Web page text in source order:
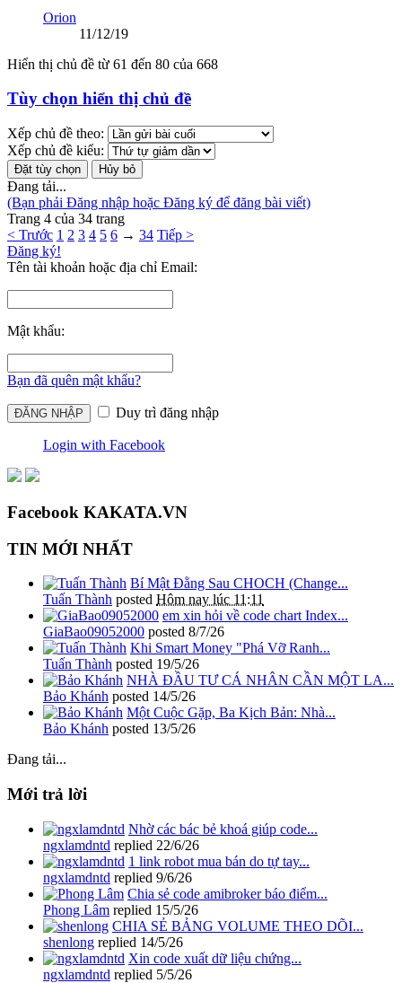
Orion
11/12/19
Hiển thị chủ đề từ 61 đến 80 của 668
Tùy chọn hiển thị chủ đề
Xếp chủ đề theo:
Xếp chủ đề kiểu:
Đang tải...
(Bạn phải Đăng nhập hoặc Đăng ký để đăng bài viết)
Trang 4 của 34 trang
< Trước 1 2 3 4 5 6 → 34 Tiếp >
Đăng ký!
Tên tài khoản hoặc địa chỉ Email:
Mật khẩu:
Bạn đã quên mật khẩu?
Duy trì đăng nhập
Login with Facebook
Facebook KAKATA.VN
TIN MỚI NHẤT
Bí Mật Đằng Sau CHOCH (Change...
Tuấn Thành posted Hôm nay lúc 11:11
em xin hỏi về code chart Index...
GiaBao09052000 posted 8/7/26
Khi Smart Money "Phá Vỡ Ranh...
Tuấn Thành posted 19/5/26
NHÀ ĐẦU TƯ CÁ NHÂN CẦN MỘT LA...
Bảo Khánh posted 14/5/26
Một Cuộc Gặp, Ba Kịch Bản: Nhà...
Bảo Khánh posted 13/5/26
Đang tải...
Mới trả lời
Nhờ các bác bẻ khoá giúp code...
ngxlamdntd replied 22/6/26
1 link robot mua bán do tự tay...
ngxlamdntd replied 9/6/26
Chia sẻ code amibroker báo điểm...
Phong Lâm replied 15/5/26
CHIA SẺ BẢNG VOLUME THEO DÕI...
shenlong replied 14/5/26
Xin code xuất dữ liệu chứng...
ngxlamdntd replied 5/5/26